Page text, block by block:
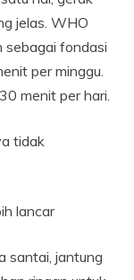
jelas. WHO
sebagai fondasi
per minggu.
menit per hari.
tidak
lancar
santai, jantung